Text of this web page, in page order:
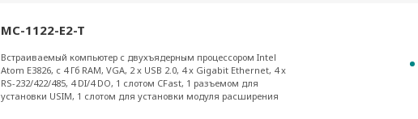
MC-1122-E2-T
Встраиваемый компьютер с двухъядерным процессором Intel
Atom E3826, с 4 Гб RAM, VGA, 2 x USB 2.0, 4 x Gigabit Ethernet, 4 x
RS-232/422/485, 4 DI/4 DO, 1 слотом CFast, 1 разъемом для
установки USIM, 1 слотом для установки модуля расширения